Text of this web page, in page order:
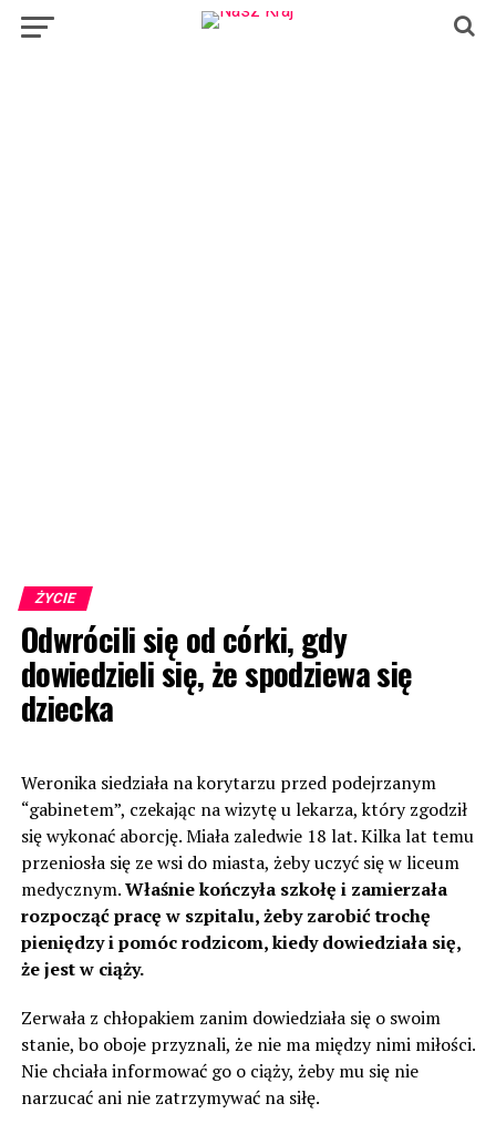
ŻYCIE
Odwrócili się od córki, gdy
dowiedzieli się, że spodziewa się
dziecka
Weronika siedziała na korytarzu przed podejrzanym
“gabinetem”, czekając na wizytę u lekarza, który zgodził
się wykonać aborcję. Miała zaledwie 18 lat. Kilka lat temu
przeniosła się ze wsi do miasta, żeby uczyć się w liceum
medycznym.Właśnie kończyła szkołę i zamierzała
rozpocząć pracę w szpitalu, żeby zarobić trochę
pieniędzy i pomóc rodzicom, kiedy dowiedziała się,
że jest w ciąży.
Zerwała z chłopakiem zanim dowiedziała się o swoim
stanie, bo oboje przyznali, że nie ma między nimi miłości.
Nie chciała informować go o ciąży, żeby mu się nie
narzucać ani nie zatrzymywać na siłę.